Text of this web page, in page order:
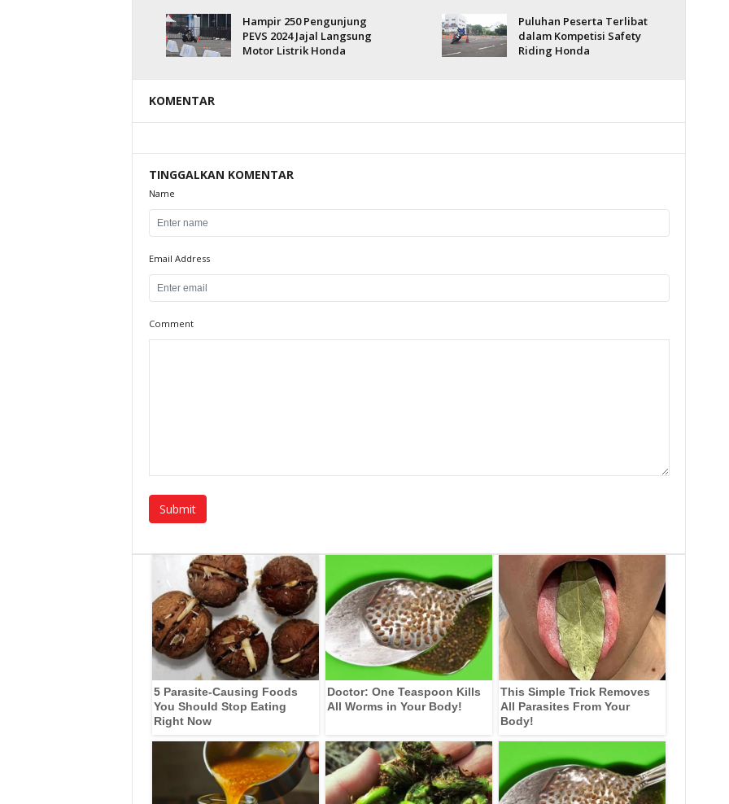
Hampir 250 Pengunjung
PEVS 2024 Jajal Langsung
Motor Listrik Honda
Puluhan Peserta Terlibat
dalam Kompetisi Safety
Riding Honda
KOMENTAR
TINGGALKAN KOMENTAR
Name
Email Address
Comment
5 Parasite-Causing Foods
You Should Stop Eating
Right Now
Doctor: One Teaspoon Kills
All Worms in Your Body!
This Simple Trick Removes
All Parasites From Your
Body!